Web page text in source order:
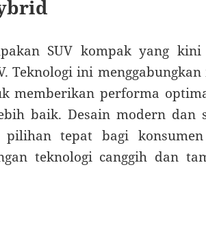
SUV kompak yang
Teknologi ini menggabungkan
memberikan performa
baik. Desain modern dan
pilihan tepat bagi
teknologi canggih dan